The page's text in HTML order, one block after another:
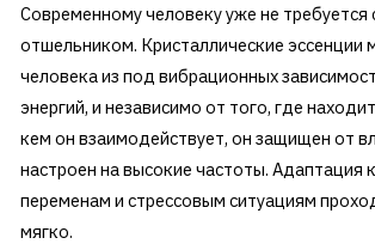
Современному человеку уже не требуется
отшельником. Кристаллические эссенции
человека из под вибрационных
энергий, и независимо от того, где
кем он взаимодействует, он защищен от
настроен на высокие частоты. Адаптация
переменам и стрессовым ситуациям
мягко.